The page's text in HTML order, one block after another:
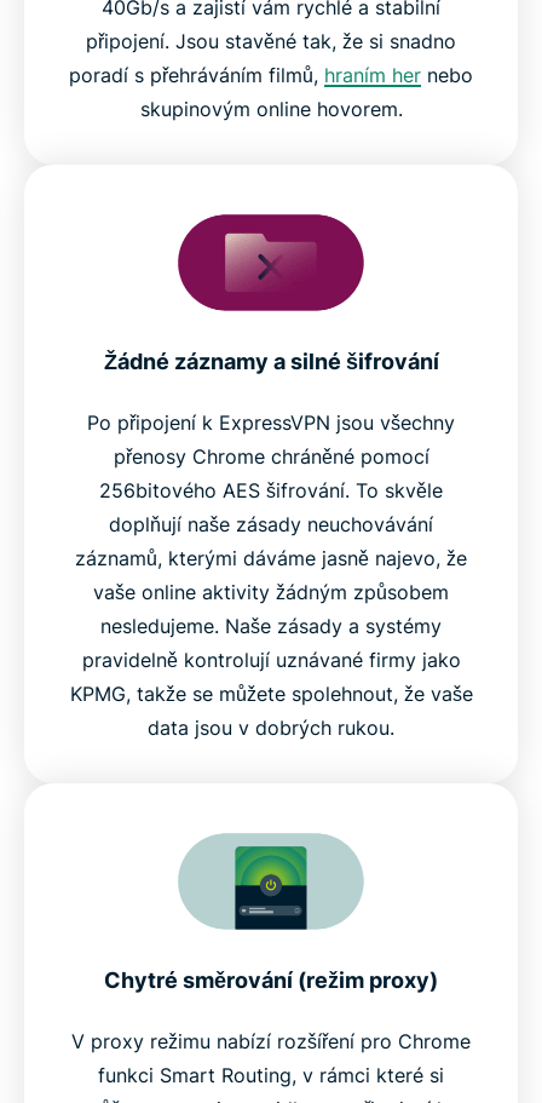
40Gb/s a zajistí vám rychlé a stabilní
připojení. Jsou stavěné tak, že si snadno
poradí s přehráváním filmů, hraním her nebo
skupinovým online hovorem.
Žádné záznamy a silné šifrování
Po připojení k ExpressVPN jsou všechny
přenosy Chrome chráněné pomocí
256bitového AES šifrování. To skvěle
doplňují naše zásady neuchovávání
záznamů, kterými dáváme jasně najevo, že
vaše online aktivity žádným způsobem
nesledujeme. Naše zásady a systémy
pravidelně kontrolují uznávané firmy jako
KPMG, takže se můžete spolehnout, že vaše
data jsou v dobrých rukou.
Chytré směrování (režim proxy)
V proxy režimu nabízí rozšíření pro Chrome
funkci Smart Routing, v rámci které si